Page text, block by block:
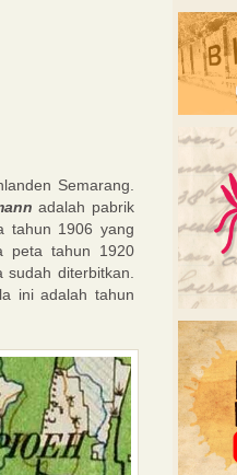
Semarang.
n adalah pabrik
tahun 1906 yang
peta tahun 1920
diterbitkan.
ini adalah tahun